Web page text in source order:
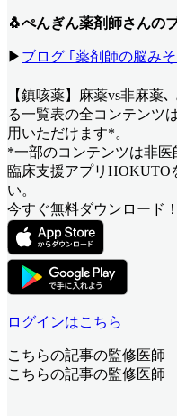
🐧ぺんぎん薬剤師さんの
▶ ブログ ｢薬剤師の脳みそ
【鎮咳薬】麻薬vs非麻薬
る一覧表の全コンテンツ
用いただけます*。
*一部のコンテンツは非
臨床支援アプリHOKUTO
い。
今すぐ無料ダウンロード！
ログインはこちら
こちらの記事の監修医師
こちらの記事の監修医師